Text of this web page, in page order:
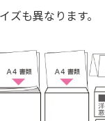
ズも異なります。